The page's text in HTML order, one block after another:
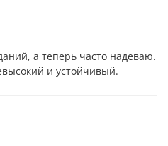
а теперь часто надеваю.
и устойчивый.